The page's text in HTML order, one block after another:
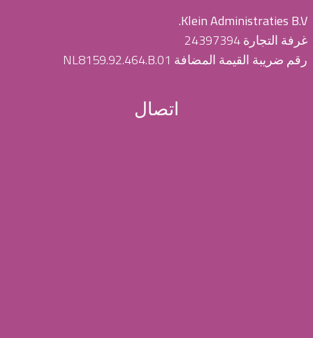
Klein Administraties B.V.
غرفة التجارة 24397394
رقم ضريبة القيمة المضافة NL8159.92.464.B.01
اتصال